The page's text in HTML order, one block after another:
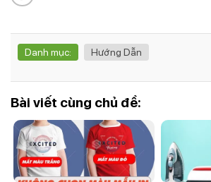
Danh mục: Hướng Dẫn
Bài viết cùng chủ đề: